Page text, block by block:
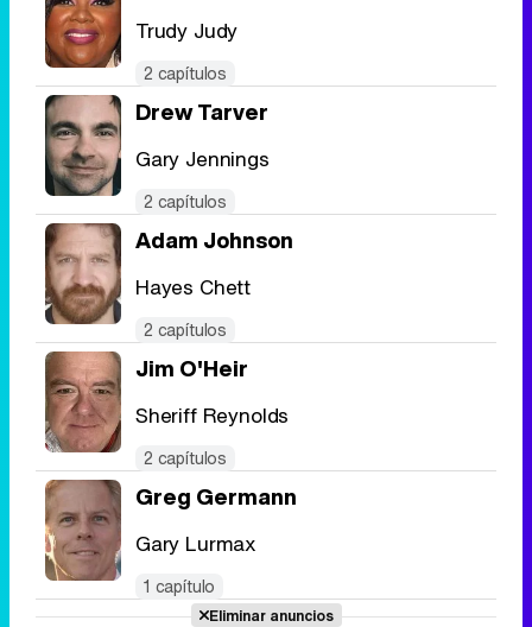
Trudy Judy
2 capítulos
Drew Tarver
Gary Jennings
2 capítulos
Adam Johnson
Hayes Chett
2 capítulos
Jim O'Heir
Sheriff Reynolds
2 capítulos
Greg Germann
Gary Lurmax
1 capítulo
Eliminar anuncios